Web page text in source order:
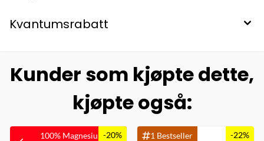
Kvantumsrabatt
Kunder som kjøpte dette,
kjøpte også:
100% Magnesium-20% 1 Bestseller -22%